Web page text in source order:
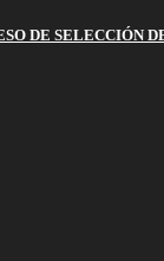
DE SELECCIÓN